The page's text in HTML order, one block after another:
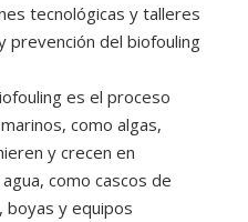
tecnológicas y talleres
prevención del biofouling
es el proceso
como algas,
y crecen en
como cascos de
y equipos